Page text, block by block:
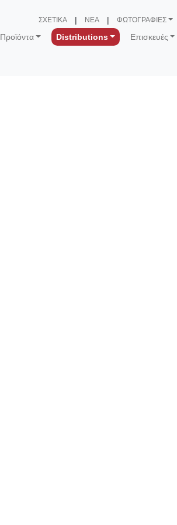
Προϊόντα Distributions Επισκευές
ΣΧΕΤΙΚΑ ΝΕΑ ΦΩΤΟΓΡΑΦΙΕΣ